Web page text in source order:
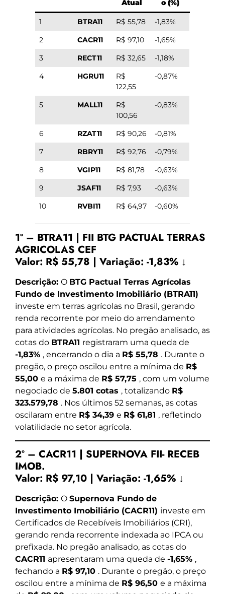
Atual
o (%)
1 BTRA11 R$ 55,78
-1,83%
2
CACR11 R$ 97,10
-1,65%
3
RECT11 R$ 32,65
-1,18%
4
HGRU11
R$
122,55
-0,87%
5 MALL11
R$
100,56
-0,83%
6 RZAT11 R$ 90,26
-0,81%
7
RBRY11 R$ 92,76
-0,79%
8
VGIP11 R$ 81,78
-0,63%
9
JSAF11 R$ 7,93
-0,63%
10
RVBI11 R$ 64,97 -0,60%
1º – BTRA11 | FII BTG PACTUAL TERRAS
AGRICOLAS CEF
Valor: R$ 55,78 | Variação: -1,83% ↓
Descrição: O BTG Pactual Terras Agrícolas
Fundo de Investimento Imobiliário (BTRA11)
investe em terras agrícolas no Brasil, gerando
renda recorrente por meio do arrendamento
para atividades agrícolas. No pregão analisado, as
cotas do BTRA11 registraram uma queda de
-1,83% , encerrando o dia a R$ 55,78 . Durante o
pregão, o preço oscilou entre a mínima de R$
55,00 e a máxima de R$ 57,75 , com um volume
negociado de 5.801 cotas , totalizando R$
323.579,78 . Nos últimos 52 semanas, as cotas
oscilaram entre R$ 34,39 e R$ 61,81 , refletindo
volatilidade no setor agrícola.
2º – CACR11 | SUPERNOVA FII- RECEB
IMOB.
Valor: R$ 97,10 | Variação: -1,65% ↓
Descrição: O Supernova Fundo de
Investimento Imobiliário (CACR11) investe em
Certificados de Recebíveis Imobiliários (CRI),
gerando renda recorrente indexada ao IPCA ou
prefixada. No pregão analisado, as cotas do
CACR11 apresentaram uma queda de -1,65% ,
fechando a R$ 97,10 . Durante o pregão, o preço
oscilou entre a mínima de R$ 96,50 e a máxima